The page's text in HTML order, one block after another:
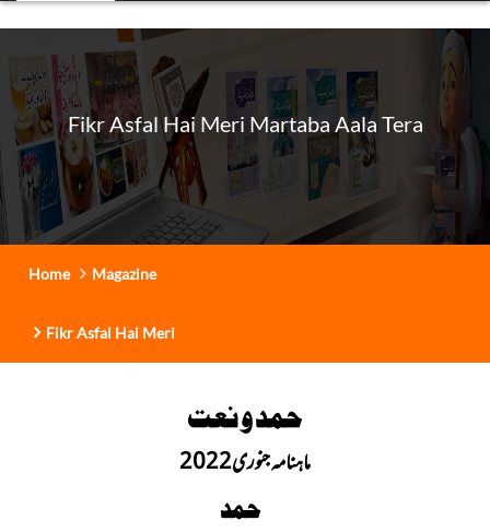
Fikr Asfal Hai Meri Martaba Aala Tera
Home Magazine
Fikr Asfal Hai Meri
حمد و نعت
ماہنامہ جنوری2022
حمد